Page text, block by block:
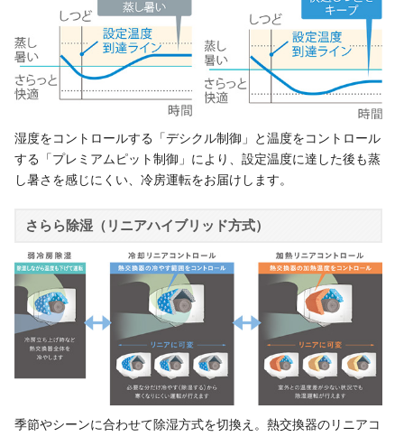
湿度をコントロールする「デシクル制御」と温度をコントロール
する「プレミアムピット制御」により、設定温度に達した後も蒸
し暑さを感じにくい、冷房運転をお届けします。
さらら除湿（リニアハイブリッド方式）
季節やシーンに合わせて除湿方式を切換え。熱交換器のリニアコ